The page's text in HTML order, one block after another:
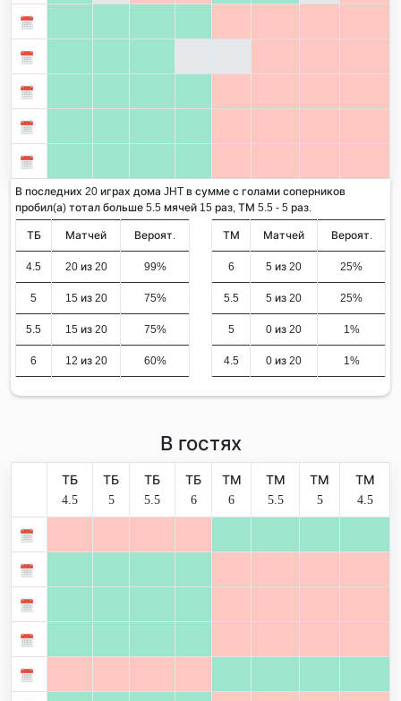
В последних 20 играх дома JHT в сумме с голами соперников
пробил(а) тотал больше 5.5 мячей 15 раз, ТМ 5.5 - 5 раз.
ТБ Матчей Вероят.
4.5 20 из 20 99%
5 15 из 20 75%
5.5 15 из 20 75%
6 12 из 20 60%
ТМ Матчей Вероят.
6 5 из 20 25%
5.5 5 из 20 25%
5 0 из 20 1%
4.5 0 из 20 1%
В гостях
ТБ
4.5
ТБ
5
ТБ
5.5
ТБ
6
ТМ
6
ТМ
5.5
ТМ
5
ТМ
4.5